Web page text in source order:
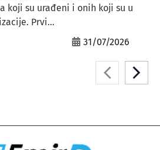
koji su urađeni i onih koji su u
Prvi...
31/07/2026